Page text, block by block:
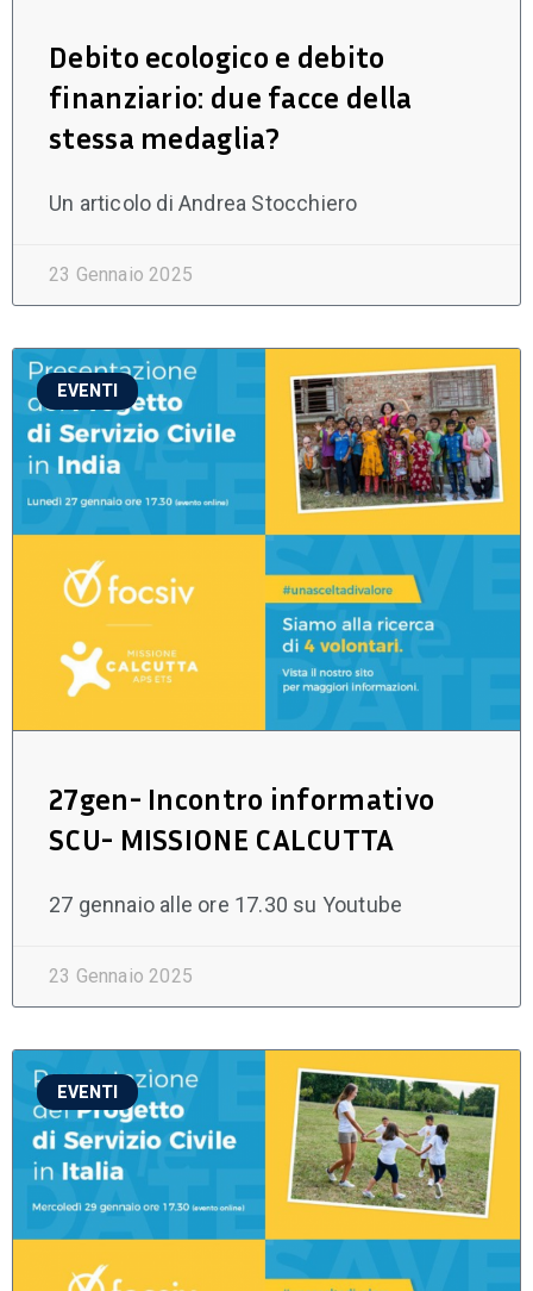
Debito ecologico e debito
finanziario: due facce della
stessa medaglia?
Un articolo di Andrea Stocchiero
23 Gennaio 2025
EVENTI
27gen- Incontro informativo
SCU- MISSIONE CALCUTTA
27 gennaio alle ore 17.30 su Youtube
23 Gennaio 2025
EVENTI